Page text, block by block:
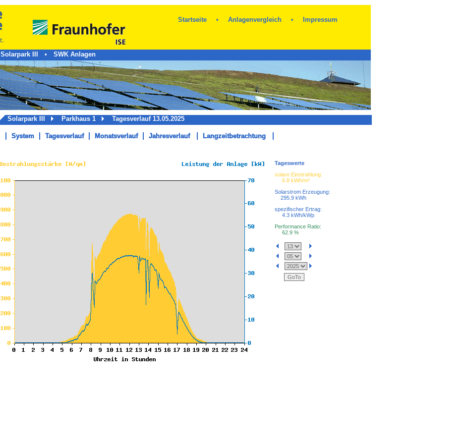
Startseite • Anlagenvergleich • Impressum
Solarpark III • SWK Anlagen
Solarpark III Parkhaus 1 Tagesverlauf 13.05.2025
System Tagesverlauf Monatsverlauf Jahresverlauf Langzeitbetrachtung
Tageswerte
solare Einstrahlung:
6.8 kWh/m²
Solarstrom Erzeugung:
295.9 kWh
spezifischer Ertrag:
4.3 kWh/kWp
Performance Ratio:
62.9 %